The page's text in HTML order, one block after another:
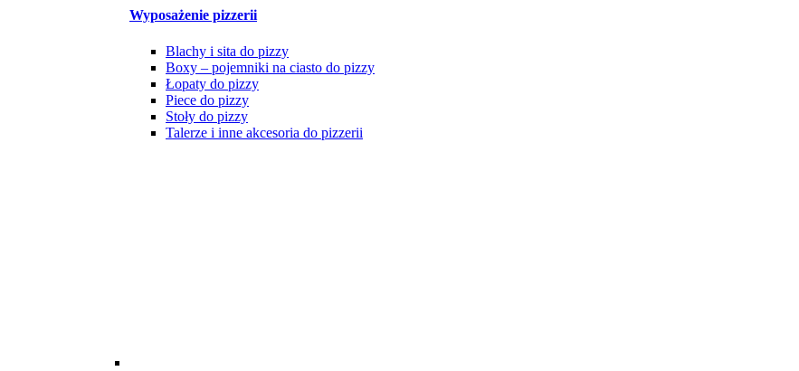
Wyposażenie pizzerii
Blachy i sita do pizzy
Boxy – pojemniki na ciasto do pizzy
Łopaty do pizzy
Piece do pizzy
Stoły do pizzy
Talerze i inne akcesoria do pizzerii